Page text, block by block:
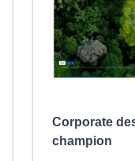
Corporate
champion